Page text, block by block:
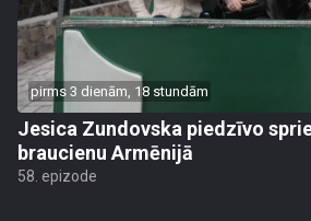
pirms 3 dienām, 18 stundām
Jesica Zundovska piedzīvo
braucienu Armēnijā
58. epizode